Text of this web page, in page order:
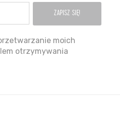
moich
otrzymywania